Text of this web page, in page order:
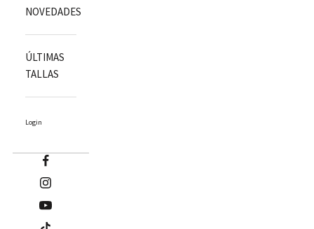
NOVEDADES
ÚLTIMAS
TALLAS
Login